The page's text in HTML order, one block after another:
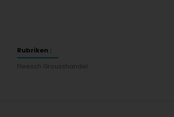
Rubriken :
Fleesch Grousshandel